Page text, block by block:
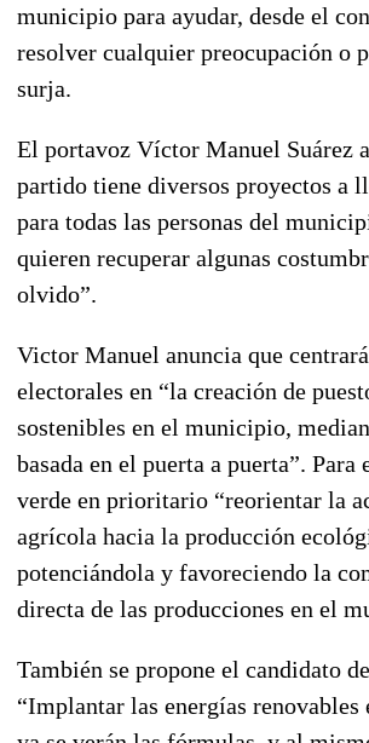
municipio para ayudar, desde el
resolver cualquier preocupación o
surja.
El portavoz Víctor Manuel Suárez
partido tiene diversos proyectos a
para todas las personas del
quieren recuperar algunas
olvido”.
Victor Manuel anuncia que
electorales en “la creación de
sostenibles en el municipio,
basada en el puerta a puerta”. Para
verde en prioritario “reorientar la
agrícola hacia la producción
potenciándola y favoreciendo la
directa de las producciones en el
También se propone el candidato
“Implantar las energías